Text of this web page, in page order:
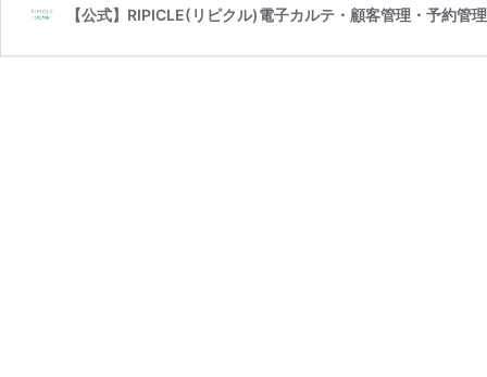
【公式】RIPICLE(リピクル)電子カルテ・顧客管理・予約管